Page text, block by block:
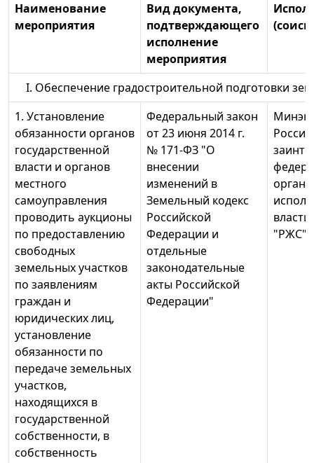
Наименование
мероприятия
Вид документа,
подтверждающего
исполнение
мероприятия
I. Обеспечение градостроительной подготовки
1. Установление
обязанности органов
государственной
власти и органов
местного
самоуправления
проводить аукционы
по предоставлению
свободных
земельных участков
по заявлениям
граждан и
юридических лиц,
установление
обязанности по
передаче земельных
участков,
находящихся в
государственной
собственности, в
собственность
Федеральный закон
от 23 июня 2014 г.
№ 171-ФЗ "О
внесении
изменений в
Земельный кодекс
Российской
Федерации и
отдельные
законодательные
акты Российской
Федерации"
"РЖС"